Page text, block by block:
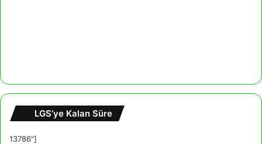
LGS’ye Kalan Süre
13786"]